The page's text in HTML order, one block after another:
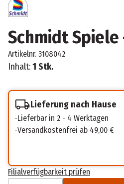
Schmidt Spiele
Artikelnr. 3108042
Inhalt:1 Stk.
Lieferung nach Hause
Lieferbar in 2 - 4 Werktagen
Versandkostenfrei ab 49,00 €
Filialverfügbarkeit prüfen